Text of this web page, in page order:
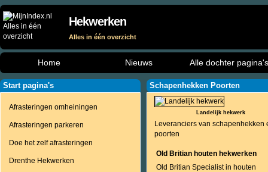
Hekwerken
Alles in één overzicht
Home Nieuws Alle dochter pagina's
Start pagina's
Afrasteringen omheiningen
Afrasteringen parkeren
Doe het zelf afrasteringen
Drenthe Hekwerken
Schapenhekken Poorten
Landelijk hekwerk
Leveranciers van schapenhekken
poorten
Old Britian houten hekwerken
Old Britian Specialist in houten